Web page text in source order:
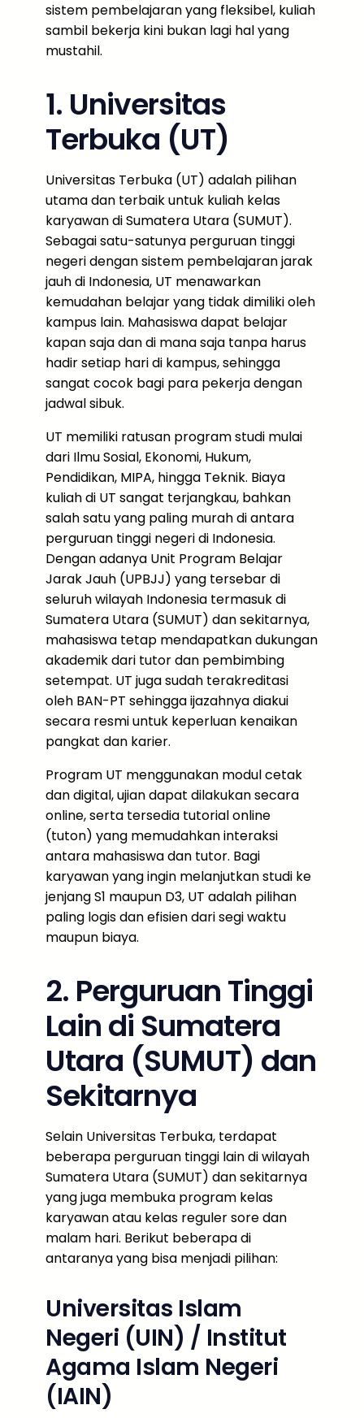
sistem pembelajaran yang fleksibel, kuliah
sambil bekerja kini bukan lagi hal yang
mustahil.
1. Universitas
Terbuka (UT)
Universitas Terbuka (UT) adalah pilihan
utama dan terbaik untuk kuliah kelas
karyawan di Sumatera Utara (SUMUT).
Sebagai satu-satunya perguruan tinggi
negeri dengan sistem pembelajaran jarak
jauh di Indonesia, UT menawarkan
kemudahan belajar yang tidak dimiliki oleh
kampus lain. Mahasiswa dapat belajar
kapan saja dan di mana saja tanpa harus
hadir setiap hari di kampus, sehingga
sangat cocok bagi para pekerja dengan
jadwal sibuk.
UT memiliki ratusan program studi mulai
dari Ilmu Sosial, Ekonomi, Hukum,
Pendidikan, MIPA, hingga Teknik. Biaya
kuliah di UT sangat terjangkau, bahkan
salah satu yang paling murah di antara
perguruan tinggi negeri di Indonesia.
Dengan adanya Unit Program Belajar
Jarak Jauh (UPBJJ) yang tersebar di
seluruh wilayah Indonesia termasuk di
Sumatera Utara (SUMUT) dan sekitarnya,
mahasiswa tetap mendapatkan dukungan
akademik dari tutor dan pembimbing
setempat. UT juga sudah terakreditasi
oleh BAN-PT sehingga ijazahnya diakui
secara resmi untuk keperluan kenaikan
pangkat dan karier.
Program UT menggunakan modul cetak
dan digital, ujian dapat dilakukan secara
online, serta tersedia tutorial online
(tuton) yang memudahkan interaksi
antara mahasiswa dan tutor. Bagi
karyawan yang ingin melanjutkan studi ke
jenjang S1 maupun D3, UT adalah pilihan
paling logis dan efisien dari segi waktu
maupun biaya.
2. Perguruan Tinggi
Lain di Sumatera
Utara (SUMUT) dan
Sekitarnya
Selain Universitas Terbuka, terdapat
beberapa perguruan tinggi lain di wilayah
Sumatera Utara (SUMUT) dan sekitarnya
yang juga membuka program kelas
karyawan atau kelas reguler sore dan
malam hari. Berikut beberapa di
antaranya yang bisa menjadi pilihan:
Universitas Islam
Negeri (UIN) / Institut
Agama Islam Negeri
(IAIN)